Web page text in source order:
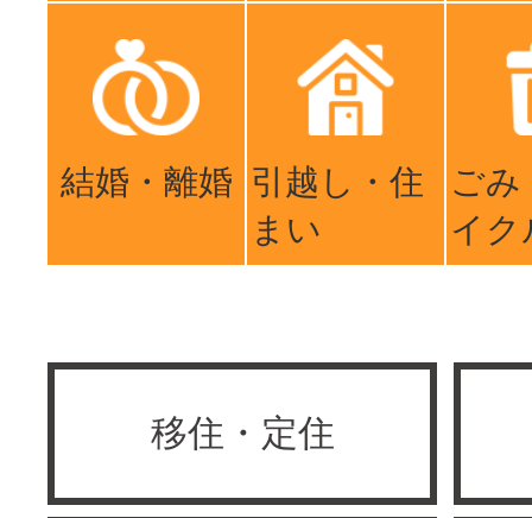
結婚・離婚 引越し・住
まい
ごみ
イク
移住・定住